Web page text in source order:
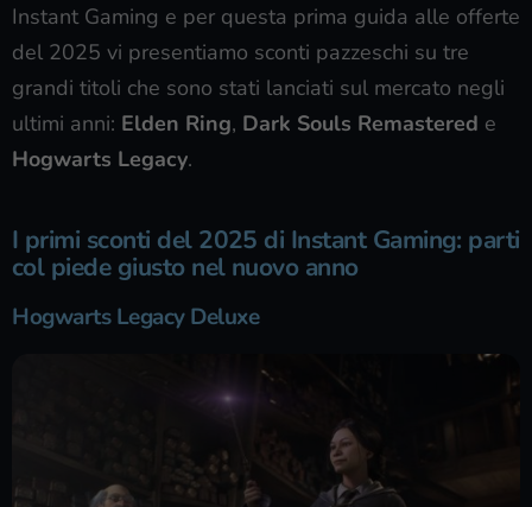
Instant Gaming e per questa prima guida alle offerte
del 2025 vi presentiamo sconti pazzeschi su tre
grandi titoli che sono stati lanciati sul mercato negli
ultimi anni: Elden Ring, Dark Souls Remastered e
Hogwarts Legacy.
I primi sconti del 2025 di Instant Gaming: parti
col piede giusto nel nuovo anno
Hogwarts Legacy Deluxe